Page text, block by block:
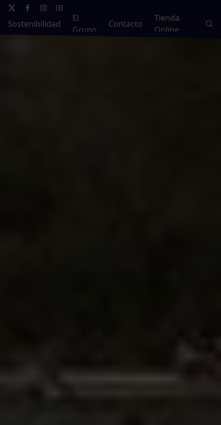
Sostenibilidad
El
Grupo
Contacto
Tienda
Online